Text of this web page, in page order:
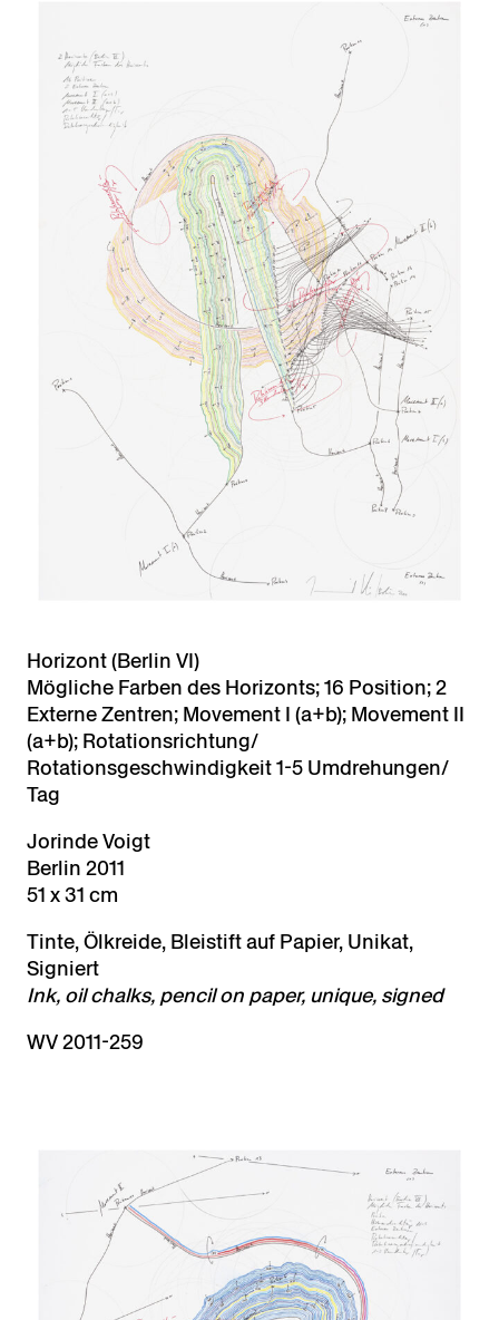
Horizont (Berlin VI)
Mögliche Farben des Horizonts; 16 Position; 2
Externe Zentren; Movement I (a+b); Movement II
(a+b); Rotationsrichtung/
Rotationsgeschwindigkeit 1-5 Umdrehungen/
Tag
Jorinde Voigt
Berlin 2011
51 x 31 cm
Tinte, Ölkreide, Bleistift auf Papier, Unikat,
Signiert
Ink, oil chalks, pencil on paper, unique, signed
WV 2011-259